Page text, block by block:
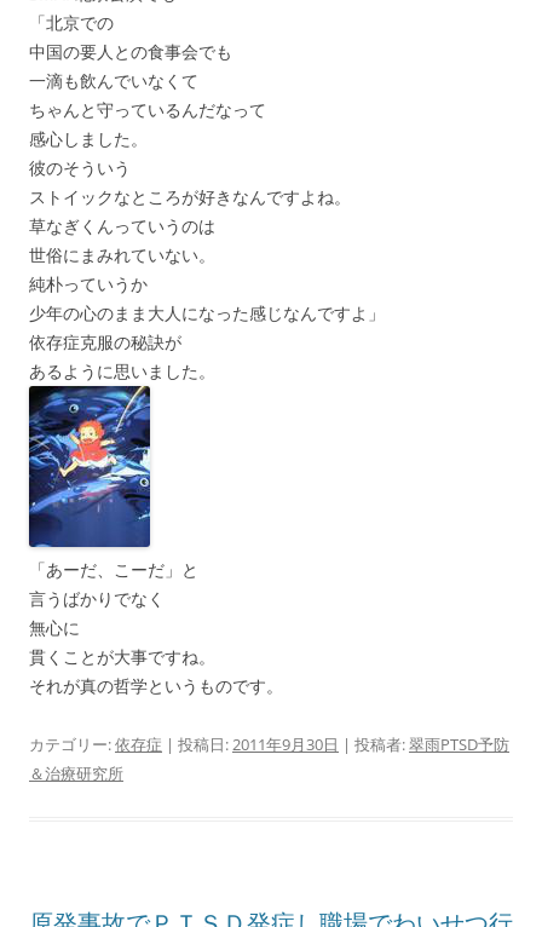
「北京での
中国の要人との食事会でも
一滴も飲んでいなくて
ちゃんと守っているんだなって
感心しました。
彼のそういう
ストイックなところが好きなんですよね。
草なぎくんっていうのは
世俗にまみれていない。
純朴っていうか
少年の心のまま大人になった感じなんですよ」
依存症克服の秘訣が
あるように思いました。
「あーだ、こーだ」と
言うばかりでなく
無心に
貫くことが大事ですね。
それが真の哲学というものです。
カテゴリー:依存症 | 投稿日:2011年9月30日 | 投稿者:翠雨PTSD予防
＆治療研究所